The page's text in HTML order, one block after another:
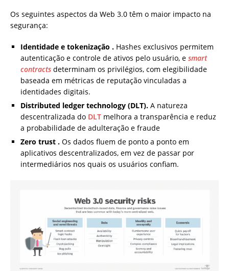
Os seguintes aspectos da Web 3.0 têm o maior impacto na
segurança:
Identidade e tokenização . Hashes exclusivos permitem
autenticação e controle de ativos pelo usuário, e smart
contracts determinam os privilégios, com elegibilidade
baseada em métricas de reputação vinculadas a
identidades digitais.
Distributed ledger technology (DLT). A natureza
descentralizada do DLT melhora a transparência e reduz
a probabilidade de adulteração e fraude
Zero trust . Os dados fluem de ponto a ponto em
aplicativos descentralizados, em vez de passar por
intermediários nos quais os usuários confiam.